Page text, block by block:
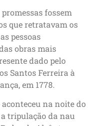
fossem
que retratavam os
pessoas
obras mais
dado pelo
Santos Ferreira à
em 1778.
na noite do
a tripulação da nau